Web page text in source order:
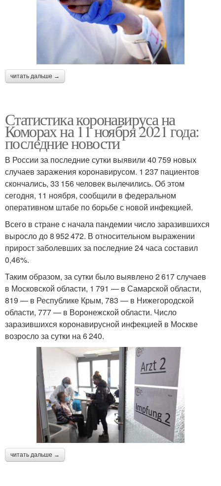
читать дальше →
Статистика коронавируса на
Коморах на 11 ноября 2021 года:
последние новости
В России за последние сутки выявили 40 759 новых
случаев заражения коронавирусом. 1 237 пациентов
скончались, 33 156 человек вылечились. Об этом
сегодня, 11 ноября, сообщили в федеральном
оперативном штабе по борьбе с новой инфекцией.
Всего в стране с начала пандемии число заразившихся
выросло до 8 952 472. В относительном выражении
прирост заболевших за последние 24 часа составил
0,46%.
Таким образом, за сутки было выявлено 2 617 случаев
в Московской области, 1 791 — в Самарской области,
819 — в Республике Крым, 783 — в Нижегородской
области, 777 — в Воронежской области. Число
заразившихся коронавирусной инфекцией в Москве
возросло за сутки на 6 240.
читать дальше →